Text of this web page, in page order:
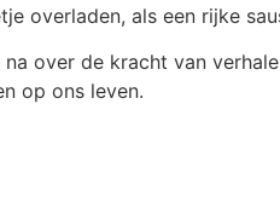
overladen, als een rijke
over de kracht van
op ons leven.